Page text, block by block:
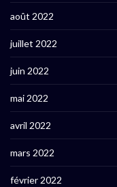
août 2022
juillet 2022
juin 2022
mai 2022
avril 2022
mars 2022
février 2022